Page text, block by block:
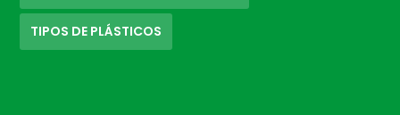
TIPOS DE PLÁSTICOS